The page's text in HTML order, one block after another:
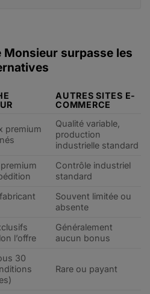
Monsieur surpasse les
AUTRES SITES E-
COMMERCE
premium
Qualité variable,
production
industrielle standard
Contrôle industriel
standard
Souvent limitée ou
absente
l’offre
Généralement
aucun bonus
30
Rare ou payant